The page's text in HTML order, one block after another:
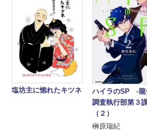
塩坊主に惚れたキツネ
ハイラのSP ‐龍
調査執行部第３
（２）
榊原瑞紀